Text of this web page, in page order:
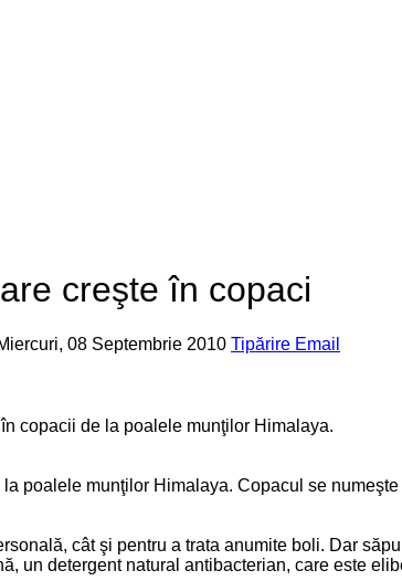
creşte în copaci
08 Septembrie 2010 Tipărire Email
copacii de la poalele munţilor Himalaya.
poalele munţilor Himalaya. Copacul se
cât şi pentru a trata anumite boli. Dar
un detergent natural antibacterian, care este